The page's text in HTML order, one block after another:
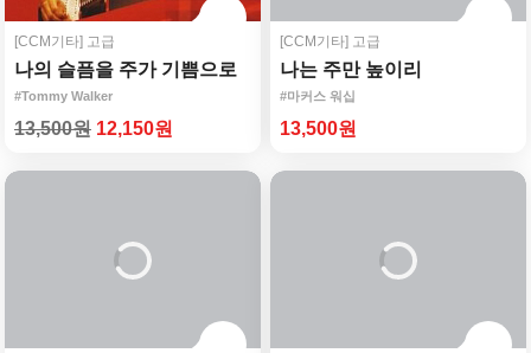
[CCM기타] 고급
나의 슬픔을 주가 기쁨으로
#Tommy Walker
13,500원 12,150원
[CCM기타] 고급
나는 주만 높이리
#마커스 워십
13,500원